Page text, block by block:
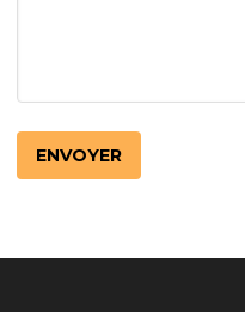
LotoMart
Бай Лото
escort barcelone
https://intimaties.net/
eros houston
albanianescort